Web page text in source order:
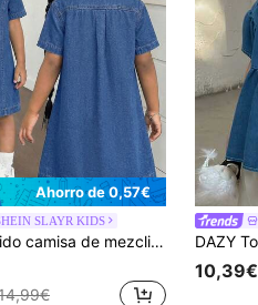
Ahorro de 0,57€
SLAYR KIDS
de mezclilla oversize en azul marino para niña
10,39€